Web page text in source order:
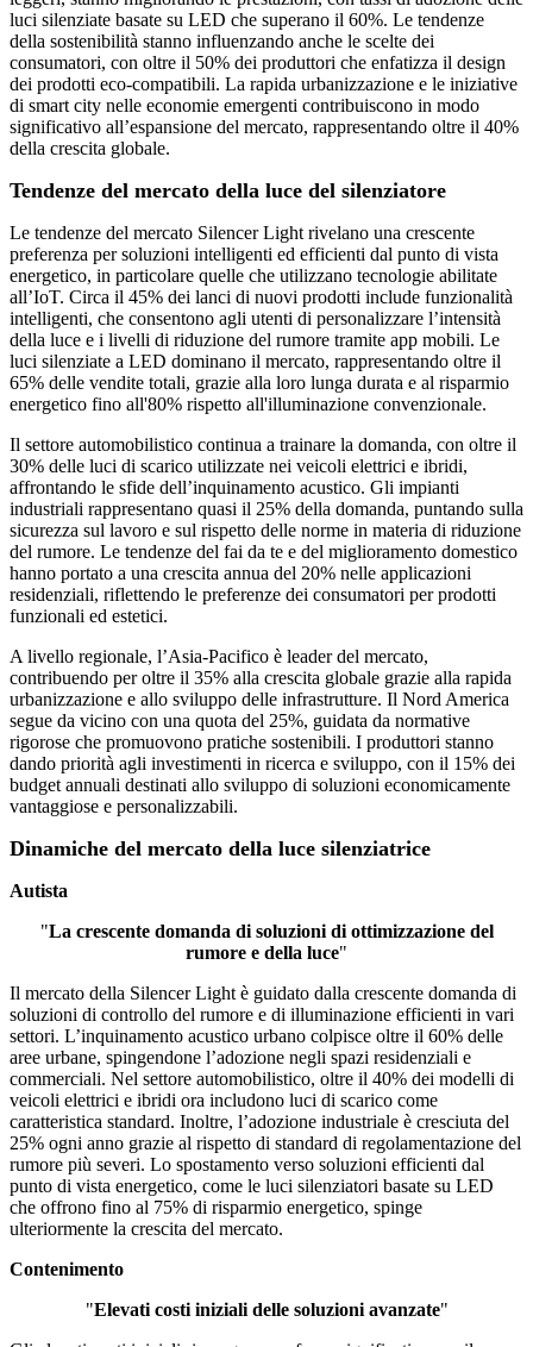
luci silenziate basate su LED che superano il 60%. Le tendenze
della sostenibilità stanno influenzando anche le scelte dei
consumatori, con oltre il 50% dei produttori che enfatizza il design
dei prodotti eco-compatibili. La rapida urbanizzazione e le iniziative
di smart city nelle economie emergenti contribuiscono in modo
significativo all’espansione del mercato, rappresentando oltre il 40%
della crescita globale.
Tendenze del mercato della luce del silenziatore
Le tendenze del mercato Silencer Light rivelano una crescente
preferenza per soluzioni intelligenti ed efficienti dal punto di vista
energetico, in particolare quelle che utilizzano tecnologie abilitate
all’IoT. Circa il 45% dei lanci di nuovi prodotti include funzionalità
intelligenti, che consentono agli utenti di personalizzare l’intensità
della luce e i livelli di riduzione del rumore tramite app mobili. Le
luci silenziate a LED dominano il mercato, rappresentando oltre il
65% delle vendite totali, grazie alla loro lunga durata e al risparmio
energetico fino all'80% rispetto all'illuminazione convenzionale.
Il settore automobilistico continua a trainare la domanda, con oltre il
30% delle luci di scarico utilizzate nei veicoli elettrici e ibridi,
affrontando le sfide dell’inquinamento acustico. Gli impianti
industriali rappresentano quasi il 25% della domanda, puntando sulla
sicurezza sul lavoro e sul rispetto delle norme in materia di riduzione
del rumore. Le tendenze del fai da te e del miglioramento domestico
hanno portato a una crescita annua del 20% nelle applicazioni
residenziali, riflettendo le preferenze dei consumatori per prodotti
funzionali ed estetici.
A livello regionale, l’Asia-Pacifico è leader del mercato,
contribuendo per oltre il 35% alla crescita globale grazie alla rapida
urbanizzazione e allo sviluppo delle infrastrutture. Il Nord America
segue da vicino con una quota del 25%, guidata da normative
rigorose che promuovono pratiche sostenibili. I produttori stanno
dando priorità agli investimenti in ricerca e sviluppo, con il 15% dei
budget annuali destinati allo sviluppo di soluzioni economicamente
vantaggiose e personalizzabili.
Dinamiche del mercato della luce silenziatrice
Autista
"La crescente domanda di soluzioni di ottimizzazione del
rumore e della luce"
Il mercato della Silencer Light è guidato dalla crescente domanda di
soluzioni di controllo del rumore e di illuminazione efficienti in vari
settori. L’inquinamento acustico urbano colpisce oltre il 60% delle
aree urbane, spingendone l’adozione negli spazi residenziali e
commerciali. Nel settore automobilistico, oltre il 40% dei modelli di
veicoli elettrici e ibridi ora includono luci di scarico come
caratteristica standard. Inoltre, l’adozione industriale è cresciuta del
25% ogni anno grazie al rispetto di standard di regolamentazione del
rumore più severi. Lo spostamento verso soluzioni efficienti dal
punto di vista energetico, come le luci silenziatori basate su LED
che offrono fino al 75% di risparmio energetico, spinge
ulteriormente la crescita del mercato.
Contenimento
"Elevati costi iniziali delle soluzioni avanzate"